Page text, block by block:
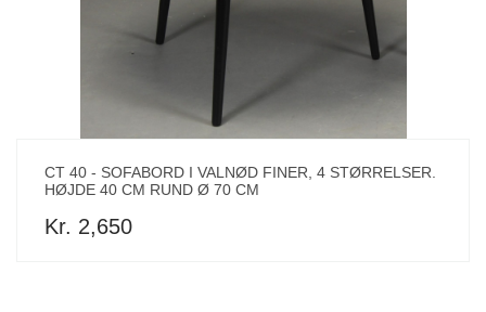
CT 40 - SOFABORD I VALNØD FINER, 4 STØRRELSER.
HØJDE 40 CM RUND Ø 70 CM
Kr. 2,650